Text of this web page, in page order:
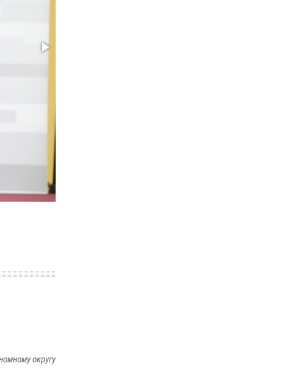
округу